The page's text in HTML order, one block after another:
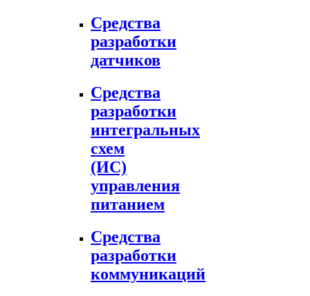
Средства
разработки
датчиков
Средства
разработки
интегральных
схем
(ИС)
управления
питанием
Средства
разработки
коммуникаций